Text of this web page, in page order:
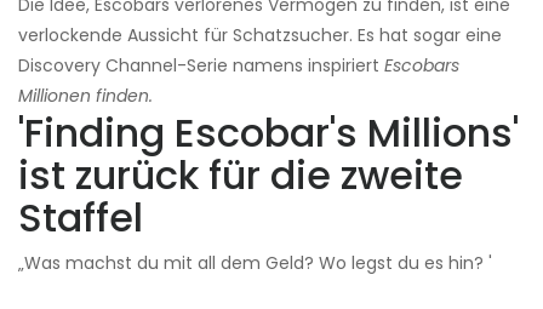
Die Idee, Escobars verlorenes Vermögen zu finden, ist eine
verlockende Aussicht für Schatzsucher. Es hat sogar eine
Discovery Channel-Serie namens inspiriert Escobars
Millionen finden.
'Finding Escobar's Millions'
ist zurück für die zweite
Staffel
„Was machst du mit all dem Geld? Wo legst du es hin? '